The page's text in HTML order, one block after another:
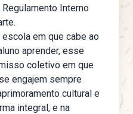
Interno
em que cabe ao
aprender, esse
coletivo em que
engajem sempre
cultural e
integral, e na